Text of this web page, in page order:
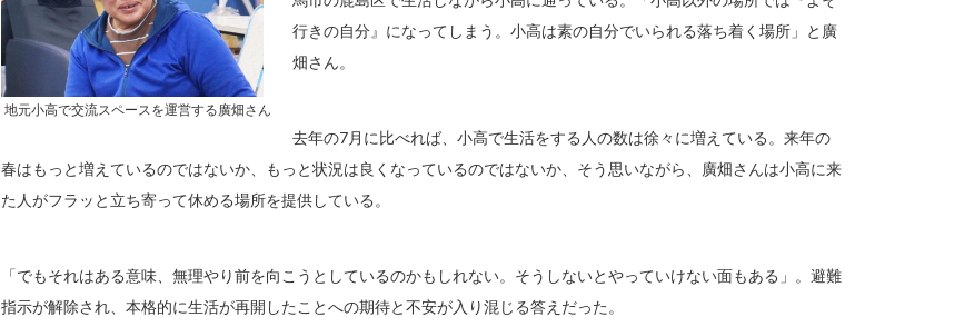
地元小高で交流スペースを運営する廣畑さん
行きの自分』になってしまう。小高は素の自分でいられる落ち着く場所」と廣
畑さん。
去年の7月に比べれば、小高で生活をする人の数は徐々に増えている。来年の
春はもっと増えているのではないか、もっと状況は良くなっているのではないか、そう思いながら、廣畑さんは小高に来
た人がフラッと立ち寄って休める場所を提供している。
「でもそれはある意味、無理やり前を向こうとしているのかもしれない。そうしないとやっていけない面もある」。避難
指示が解除され、本格的に生活が再開したことへの期待と不安が入り混じる答えだった。